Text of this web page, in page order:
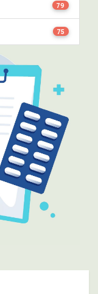
79
75